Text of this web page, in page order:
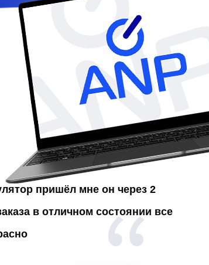
пришёл мне он через 2
в отличном состоянии все